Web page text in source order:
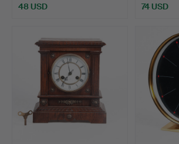
48 USD 74 USD